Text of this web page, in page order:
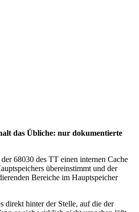
das Übliche: nur dokumentierte
68030 des TT einen internen Cache
übereinstimmt und der
Bereiche im Hauptspeicher
direkt hinter der Stelle, auf die der